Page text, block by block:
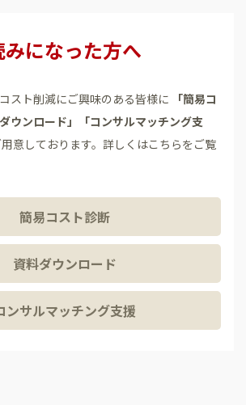
になった方へ
スト削減にご興味のある皆様に
「簡易コ
ウンロード」「コンサルマッチング支
用意しております。詳しくはこちらをご覧
簡易コスト診断
資料ダウンロード
ンサルマッチング支援